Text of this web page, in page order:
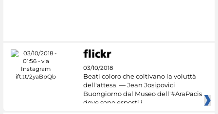
03/10/2018
Beati coloro che coltivano la voluttà
dell'attesa. — Jean Josipovici
Buongiorno dal Museo dell'#AraPacis
dove sono esposti i